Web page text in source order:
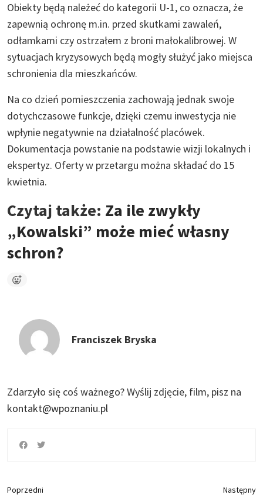
Obiekty będą należeć do kategorii U-1, co oznacza, że
zapewnią ochronę m.in. przed skutkami zawaleń,
odłamkami czy ostrzałem z broni małokalibrowej. W
sytuacjach kryzysowych będą mogły służyć jako miejsca
schronienia dla mieszkańców.
Na co dzień pomieszczenia zachowają jednak swoje
dotychczasowe funkcje, dzięki czemu inwestycja nie
wpłynie negatywnie na działalność placówek.
Dokumentacja powstanie na podstawie wizji lokalnych i
ekspertyz. Oferty w przetargu można składać do 15
kwietnia.
Czytaj także: Za ile zwykły
„Kowalski” może mieć własny
schron?
Franciszek Bryska
Zdarzyło się coś ważnego?Wyślij zdjęcie, film, pisz na
kontakt@wpoznaniu.pl
Poprzedni Następny